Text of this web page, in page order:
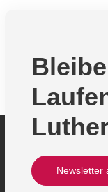
Newsletter